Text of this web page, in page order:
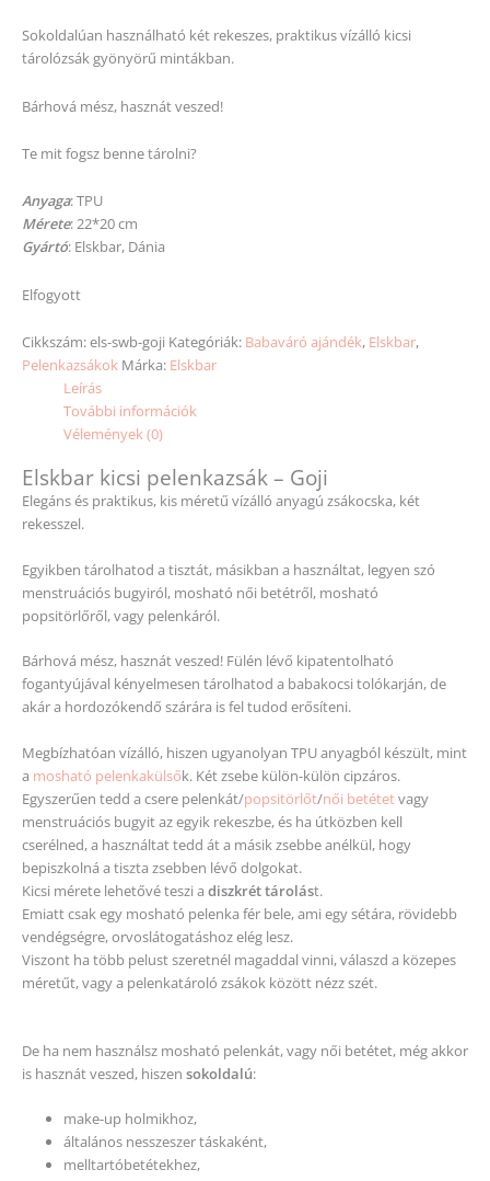
Sokoldalúan használható két rekeszes, praktikus vízálló kicsi
tárolózsák gyönyörű mintákban.
Bárhová mész, hasznát veszed!
Te mit fogsz benne tárolni?
Anyaga: TPU
Mérete: 22*20 cm
Gyártó: Elskbar, Dánia
Elfogyott
Cikkszám:els-swb-goji Kategóriák: Babaváró ajándék, Elskbar,
Pelenkazsákok Márka: Elskbar
Leírás
További információk
Vélemények (0)
Elskbar kicsi pelenkazsák – Goji
Elegáns és praktikus, kis méretű vízálló anyagú zsákocska, két
rekesszel.
Egyikben tárolhatod a tisztát, másikban a használtat, legyen szó
menstruációs bugyiról, mosható női betétről, mosható
popsitörlőről, vagy pelenkáról.
Bárhová mész, hasznát veszed! Fülén lévő kipatentolható
fogantyújával kényelmesen tárolhatod a babakocsi tolókarján, de
akár a hordozókendő szárára is fel tudod erősíteni.
Megbízhatóan vízálló, hiszen ugyanolyan TPU anyagból készült, mint
a mosható pelenkakülsők. Két zsebe külön-külön cipzáros.
Egyszerűen tedd a csere pelenkát/popsitörlőt/női betétetvagy
menstruációs bugyit az egyik rekeszbe, és ha útközben kell
cserélned, a használtat tedd át a másik zsebbe anélkül, hogy
bepiszkolná a tiszta zsebben lévő dolgokat.
Kicsi mérete lehetővé teszi a diszkrét tárolást.
Emiatt csak egy mosható pelenka fér bele, ami egy sétára, rövidebb
vendégségre, orvoslátogatáshoz elég lesz.
Viszont ha több pelust szeretnél magaddal vinni, válaszd a közepes
méretűt, vagy a pelenkatároló zsákok között nézz szét.
De ha nem használsz mosható pelenkát, vagy női betétet, még akkor
is hasznát veszed, hiszen sokoldalú:
make-up holmikhoz,
általános nesszeszer táskaként,
melltartóbetétekhez,